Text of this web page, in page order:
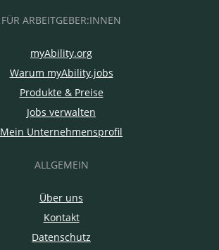
FÜR ARBEITGEBER:INNEN
myAbility.org
Warum myAbility.jobs
Produkte & Preise
Jobs verwalten
Mein Unternehmensprofil
ALLGEMEIN
Über uns
Kontakt
Datenschutz